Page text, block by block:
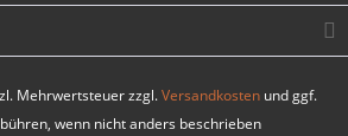
Mehrwertsteuer zzgl.Versandkosten und ggf.
wenn nicht anders beschrieben